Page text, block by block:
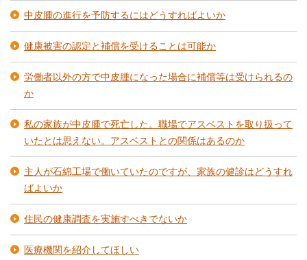
中皮腫の進行を予防するにはどうすればよいか
健康被害の認定と補償を受けることは可能か
労働者以外の方で中皮腫になった場合に補償等は受けられるの
か
私の家族が中皮腫で死亡した。職場でアスベストを取り扱って
いたとは思えない。アスベストとの関係はあるのか
主人が石綿工場で働いていたのですが、家族の健診はどうすれ
ばよいか
住民の健康調査を実施すべきでないか
医療機関を紹介してほしい